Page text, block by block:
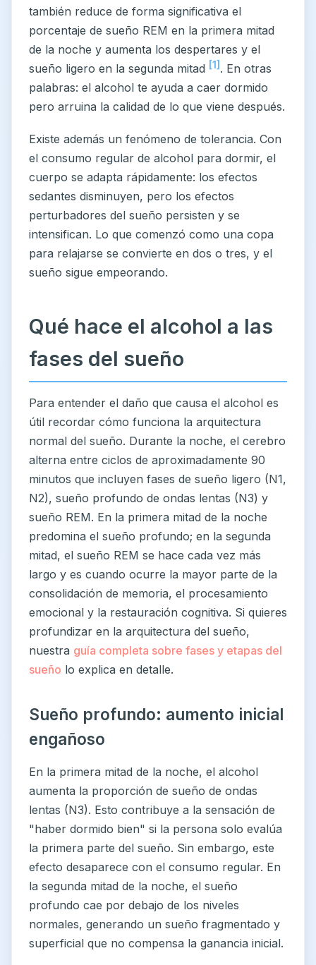
también reduce de forma significativa el
porcentaje de sueño REM en la primera mitad
de la noche y aumenta los despertares y el
sueño ligero en la segunda mitad [1] . En otras
palabras: el alcohol te ayuda a caer dormido
pero arruina la calidad de lo que viene después.
Existe además un fenómeno de tolerancia. Con
el consumo regular de alcohol para dormir, el
cuerpo se adapta rápidamente: los efectos
sedantes disminuyen, pero los efectos
perturbadores del sueño persisten y se
intensifican. Lo que comenzó como una copa
para relajarse se convierte en dos o tres, y el
sueño sigue empeorando.
Qué hace el alcohol a las
fases del sueño
Para entender el daño que causa el alcohol es
útil recordar cómo funciona la arquitectura
normal del sueño. Durante la noche, el cerebro
alterna entre ciclos de aproximadamente 90
minutos que incluyen fases de sueño ligero (N1,
N2), sueño profundo de ondas lentas (N3) y
sueño REM. En la primera mitad de la noche
predomina el sueño profundo; en la segunda
mitad, el sueño REM se hace cada vez más
largo y es cuando ocurre la mayor parte de la
consolidación de memoria, el procesamiento
emocional y la restauración cognitiva. Si quieres
profundizar en la arquitectura del sueño,
nuestra guía completa sobre fases y etapas del
sueño lo explica en detalle.
Sueño profundo: aumento inicial
engañoso
En la primera mitad de la noche, el alcohol
aumenta la proporción de sueño de ondas
lentas (N3). Esto contribuye a la sensación de
"haber dormido bien" si la persona solo evalúa
la primera parte del sueño. Sin embargo, este
efecto desaparece con el consumo regular. En
la segunda mitad de la noche, el sueño
profundo cae por debajo de los niveles
normales, generando un sueño fragmentado y
superficial que no compensa la ganancia inicial.